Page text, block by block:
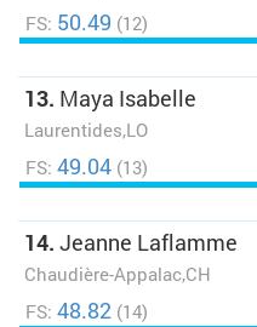
FS: 50.49 (12)
13. Maya Isabelle
Laurentides,LO
FS: 49.04 (13)
14. Jeanne Laflamme
Chaudière-Appalac,CH
FS: 48.82 (14)